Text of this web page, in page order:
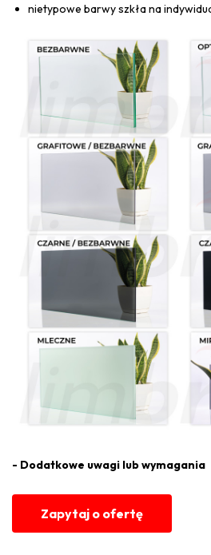
nietypowe barwy szkła na
- Dodatkowe uwagi lub wymagania
Zapytaj o ofertę